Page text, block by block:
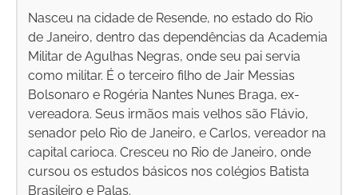
Nasceu na cidade de Resende, no estado do Rio
de Janeiro, dentro das dependências da Academia
Militar de Agulhas Negras, onde seu pai servia
como militar. É o terceiro filho de Jair Messias
Bolsonaro e Rogéria Nantes Nunes Braga, ex-
vereadora. Seus irmãos mais velhos são Flávio,
senador pelo Rio de Janeiro, e Carlos, vereador na
capital carioca. Cresceu no Rio de Janeiro, onde
cursou os estudos básicos nos colégios Batista
Brasileiro e Palas.